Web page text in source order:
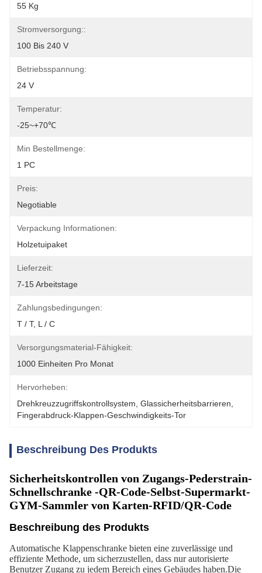
55 Kg
Stromversorgung::
100 Bis 240 V
Betriebsspannung:
24 V
Temperatur:
-25~+70℃
Min Bestellmenge:
1 PC
Preis:
Negotiable
Verpackung Informationen:
Holzetuipaket
Lieferzeit:
7-15 Arbeitstage
Zahlungsbedingungen:
T / T, L / C
Versorgungsmaterial-Fähigkeit:
1000 Einheiten Pro Monat
Hervorheben:
Drehkreuzzugriffskontrollsystem Glassicherheitsbarrieren
Fingerabdruck-Klappen-Geschwindigkeits-Tor
Beschreibung Des Produkts
Sicherheitskontrollen von Zugangs-Pederstrain-
Schnellschranke -QR-Code-Selbst-Supermarkt-
GYM-Sammler von Karten-RFID/QR-Code
Beschreibung des Produkts
Automatische Klappenschranke bieten eine zuverlässige und
effiziente Methode, um sicherzustellen, dass nur autorisierte
Benutzer Zugang zu jedem Bereich eines Gebäudes haben.Die